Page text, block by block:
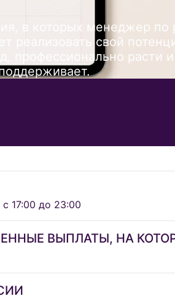
в которых менеджер по
реализовать свой
профессионально расти
17:00 до 23:00
ВЫПЛАТЫ, НА